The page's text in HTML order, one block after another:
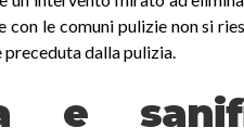
con le comuni pulizie non si
preceduta dalla pulizia.
e